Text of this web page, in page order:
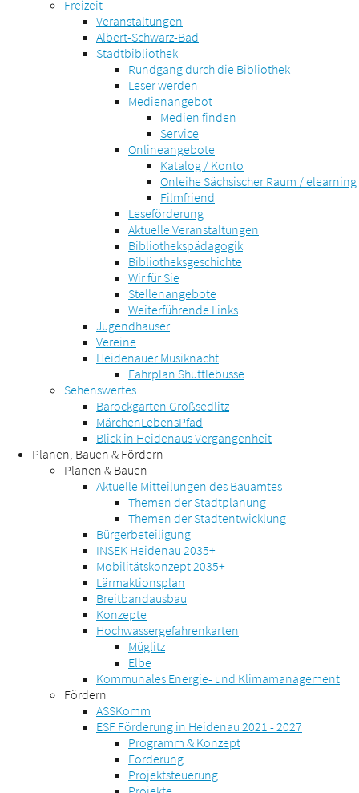
Freizeit
Veranstaltungen
Albert-Schwarz-Bad
Stadtbibliothek
Rundgang durch die Bibliothek
Leser werden
Medienangebot
Medien finden
Service
Onlineangebote
Katalog / Konto
Onleihe Sächsischer Raum / elearning
Filmfriend
Leseförderung
Aktuelle Veranstaltungen
Bibliothekspädagogik
Bibliotheksgeschichte
Wir für Sie
Stellenangebote
Weiterführende Links
Jugendhäuser
Vereine
Heidenauer Musiknacht
Fahrplan Shuttlebusse
Sehenswertes
Barockgarten Großsedlitz
MärchenLebensPfad
Blick in Heidenaus Vergangenheit
Planen, Bauen & Fördern
Planen & Bauen
Aktuelle Mitteilungen des Bauamtes
Themen der Stadtplanung
Themen der Stadtentwicklung
Bürgerbeteiligung
INSEK Heidenau 2035+
Mobilitätskonzept 2035+
Lärmaktionsplan
Breitbandausbau
Konzepte
Hochwassergefahrenkarten
Müglitz
Elbe
Kommunales Energie- und Klimamanagement
Fördern
ASSKomm
ESF Förderung in Heidenau 2021 - 2027
Programm & Konzept
Förderung
Projektsteuerung